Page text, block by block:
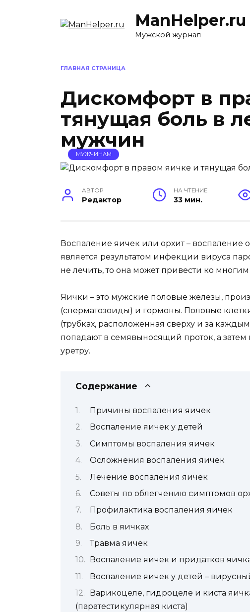
ManHelper.ru
Мужской журнал
ГЛАВНАЯ СТРАНИЦА
Дискомфорт в
тянущая боль в
мужчин
МУЖЧИНАМ
АВТОР
Редактор
НА ЧТЕНИЕ
33 мин.
Воспаление яичек или орхит – воспаление
является результатом инфекции вируса
не лечить, то она может привести ко
Яички – это мужские половые железы,
(сперматозоиды) и гормоны. Половые
(трубках, расположенная сверху и за
попадают в семявыносящий проток, а затем
уретру.
Содержание
Причины воспаления яичек
Воспаление яичек у детей
Симптомы воспаления яичек
Осложнения воспаления яичек
Лечение воспаления яичек
Советы по облегчению симптомов
Профилактика воспаления яичек
Боль в яичках
Травма яичек
Воспаление яичек и придатков
Воспаление яичек у детей –
Варикоцеле, гидроцеле и киста
(паратестикулярная киста)